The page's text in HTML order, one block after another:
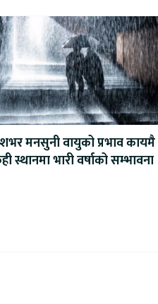
मनसुनी वायुको प्रभाव
स्थानमा भारी वर्षाको सम्भावना